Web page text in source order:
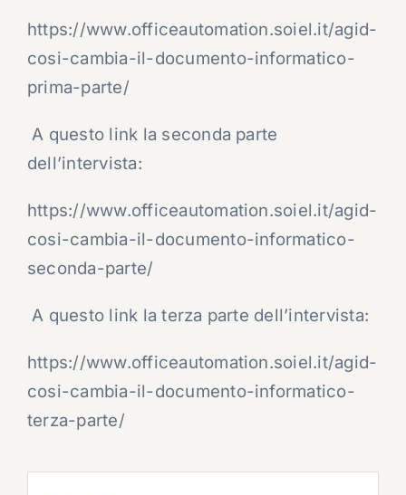
https://www.officeautomation.soiel.it/agid-
cosi-cambia-il-documento-informatico-
prima-parte/
A questo link la seconda parte
dell’intervista:
https://www.officeautomation.soiel.it/agid-
cosi-cambia-il-documento-informatico-
seconda-parte/
A questo link la terza parte dell’intervista:
https://www.officeautomation.soiel.it/agid-
cosi-cambia-il-documento-informatico-
terza-parte/